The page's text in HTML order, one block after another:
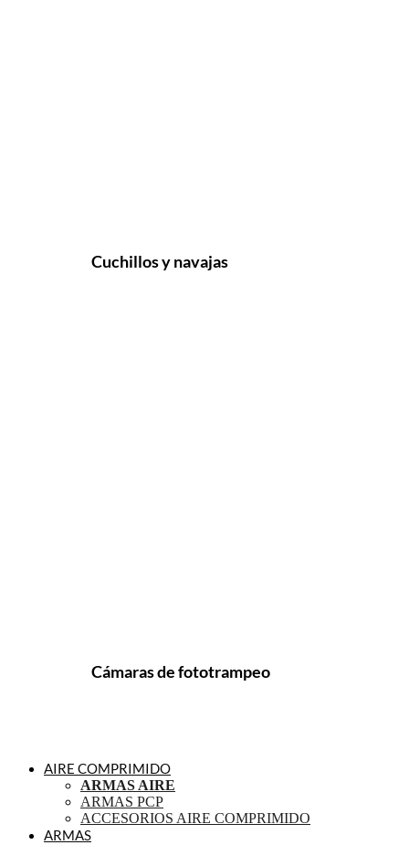
Cuchillos y navajas
Cámaras de fototrampeo
AIRE COMPRIMIDO
ARMAS AIRE
ARMAS PCP
ACCESORIOS AIRE COMPRIMIDO
ARMAS